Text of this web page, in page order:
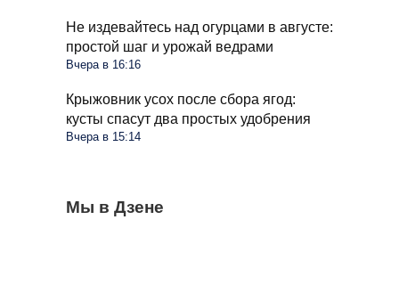
Не издевайтесь над огурцами в августе:
простой шаг и урожай ведрами
Вчера в 16:16
Крыжовник усох после сбора ягод:
кусты спасут два простых удобрения
Вчера в 15:14
Мы в Дзене
Стиралка больше не прыгает по полу как
бешеная при отжиме: помог простой
С 1 сентября в РФ меняются правила
Омолаживаем огурцы в августе: урожай